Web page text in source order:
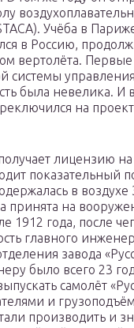
Учёба в
в Россию,
вертолёта.
системы
была невелика. И
на
лицензию
показательный
в воздухе
принята на
1912 года, после
главного
завода
было всего 23
самолёт
и
производить и